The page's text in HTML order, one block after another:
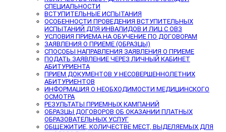
СПЕЦИАЛЬНОСТИ
ВСТУПИТЕЛЬНЫЕ ИСПЫТАНИЯ
ОСОБЕННОСТИ ПРОВЕДЕНИЯ ВСТУПИТЕЛЬНЫХ
ИСПЫТАНИЙ ДЛЯ ИНВАЛИДОВ И ЛИЦ С ОВЗ
УСЛОВИЯ ПРИЕМА НА ОБУЧЕНИЕ ПО ДОГОВОРАМ
ЗАЯВЛЕНИЯ О ПРИЕМЕ (ОБРАЗЦЫ)
СПОСОБЫ НАПРАВЛЕНИЯ ЗАЯВЛЕНИЯ О ПРИЕМЕ
ПОДАТЬ ЗАЯВЛЕНИЕ ЧЕРЕЗ ЛИЧНЫЙ КАБИНЕТ
АБИТУРИЕНТА
ПРИЕМ ДОКУМЕНТОВ У НЕСОВЕРШЕННОЛЕТНИХ
АБИТУРИЕНТОВ
ИНФОРМАЦИЯ О НЕОБХОДИМОСТИ МЕДИЦИНСКОГО
ОСМОТРА
РЕЗУЛЬТАТЫ ПРИЕМНЫХ КАМПАНИЙ
ОБРАЗЦЫ ДОГОВОРОВ ОБ ОКАЗАНИИ ПЛАТНЫХ
ОБРАЗОВАТЕЛЬНЫХ УСЛУГ
ОБЩЕЖИТИЕ, КОЛИЧЕСТВЕ МЕСТ, ВЫДЕЛЯЕМЫХ ДЛЯ